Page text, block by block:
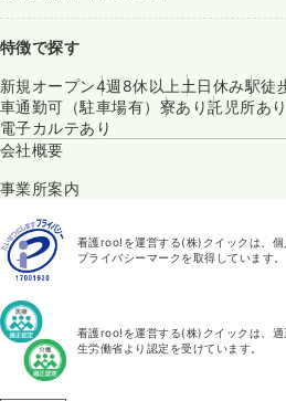
特徴で探す
新規オープン4週8休以上 土日休み駅徒
車通勤可（駐車場有） 寮あり託児所あり
電子カルテあり
会社概要
事業所案内
看護roo!を運営する(株)クイックは、
プライバシーマークを取得しています。
看護roo!を運営する(株)クイックは、
生労働省より認定を受けています。